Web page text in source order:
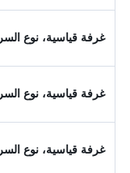
غرفة قياسية، نوع
غرفة قياسية، نوع
غرفة قياسية، نوع